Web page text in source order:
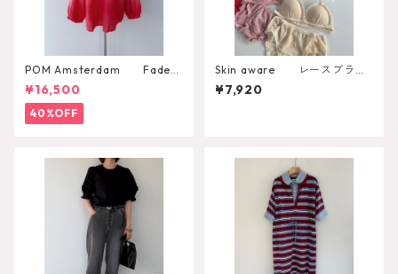
POM Amsterdam Faded
Scarlet Red Blouse
¥16,500
40%OFF
Skin aware レースブラト
ップ
¥7,920